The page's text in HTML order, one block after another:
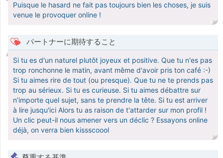
Puisque le hasard ne fait pas toujours bien les choses, je suis
venue le provoquer online !
パートナーに期待すること
Si tu es d'un naturel plutôt joyeux et positive. Que tu n'es pas
trop ronchonne le matin, avant même d'avoir pris ton café :-)
Si tu aimes rire de tout (ou presque). Que tu ne te prends pas
trop au sérieux. Si tu es curieuse. Si tu aimes débattre sur
n’importe quel sujet, sans te prendre la tête. Si tu est arriver
à lire jusqu'ici Alors tu as raison de t'attarder sur mon profil !
Un clic peut-il nous amener vers un déclic ? Essayons online
déjà, on verra bien kissscoool